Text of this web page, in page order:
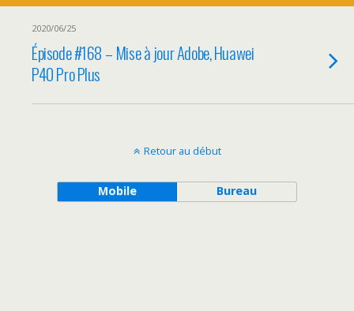
2020/06/25
Épisode #168 – Mise à jour Adobe, Huawei
P40 Pro Plus
Retour au début
Mobile Bureau